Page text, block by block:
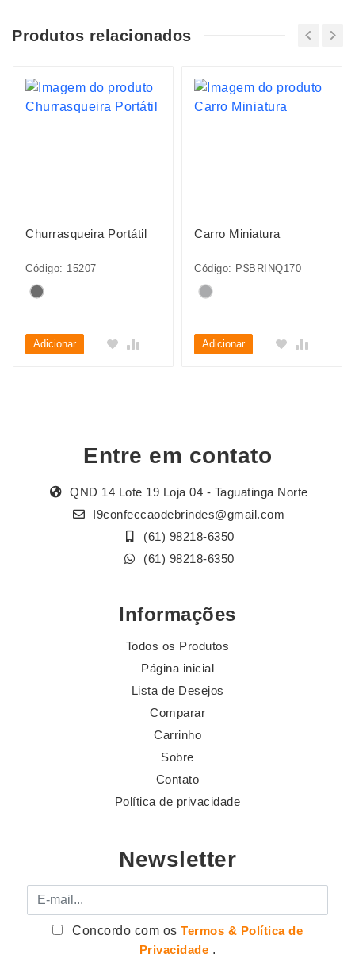
Produtos relacionados
Churrasqueira Portátil
Código: 15207
Adicionar
Carro Miniatura
Código: P$BRINQ170
Adicionar
Entre em contato
QND 14 Lote 19 Loja 04 - Taguatinga Norte
I9confeccaodebrindes@gmail.com
(61) 98218-6350
(61) 98218-6350
Informações
Todos os Produtos
Página inicial
Lista de Desejos
Comparar
Carrinho
Sobre
Contato
Política de privacidade
Newsletter
E-mail
Concordo com osTermos & Política de
Privacidade .